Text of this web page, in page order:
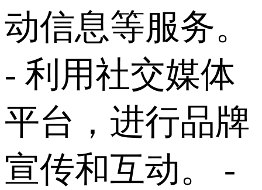
动信息等服务。
- 利用社交媒体
平台，进行品牌
宣传和互动。 -